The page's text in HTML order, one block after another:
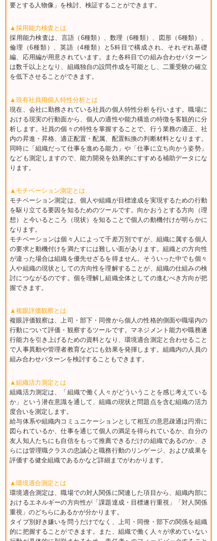
要とする人物像」を検討、検証することができます。
▲採用能力検査とは
採用能力検査は、言語（6種類）、数理（6種類）、図形（6種類）、
倫理（6種類）、英語（4種類）と5科目で構成され、それぞれ基礎
編、応用編が用意されています。また各科目での組み合わせパターン
は数千以上となり、組織独自の設問作成を可能とし、二重受験の確立
を低下させることができます。
▲現有社員用個人特性分析とは
現在、会社に勤務されている社員の個人特性分析を行います。職場に
おける現実の行動面から、個人の適性や能力構造の特徴を客観的に分
析します。社員の個々の特性を掌握することで、行う業務の適正、社
内の昇進・昇格、適正配置・配属、配置転換の判断材料となります。
同時に「組織だって仕事を進める能力」や「仕事に立ち向かう姿勢」
なども測定しますので、能力開発を効果的にすすめる補助データにな
ります。
▲モチベーション測定とは
モチベーション測定は、個人や組織が目標達成を実現するための行動
を駆り立てる要因を知るためのツールです。向かおうとする方向（理
想）と今いるところ（現状）を知ることで個人の動機付けが明らかに
なります。
モチベーションは個々人によって千差万別ですが、組織に属する個人
の要求と動機付けを満たすには難しい面があります。組織との方向性
が違った場合は組織を優先せざるを得ません。そういった中でも個々
人や組織の現状としての方向性を理解することが、組織の仕組みの検
討につながるのです。個を理解し組織全体としての進むべき方向が把
握できます。
▲複眼評価観察とは
複眼評価観察は、上司・部下・同僚から個人の性格的側面や職場内の
行動について評価・観察するツールです。マネジメント能力や職務遂
行能力を引き上げるための資料となり、環境適合測定と合わせること
で人事異動や管理者教育などにも効果を発揮します。組織内の人員の
組み合わせパターンを検討することもできます。
▲組織活力測定とは
組織活力測定は、「組織で働く人々がどういうことを感じ考えている
か」という潜在意識を通して、組織の現状と問題点を含む組織の活力
度合いを測定します。
給与体系や組織内コミュニケーションとして相互の意思疎通は円滑に
図られているか、仕事を通じて個人の満足を得られているか、自分の
友人知人たちにも自信をもって推薦できるだけの組織であるのか、さ
らには管理職クラスの忠誠心と職務行動のリンゲージ、および成果を
評価する健全組織であるかなど詳細までがわかります。
▲環境適合測定とは
環境適合測定は、職場での対人関係に関連した項目から、組織内部に
おけるエネルギーの方向性が「課題達成・目標遂行重視」「対人関係
重視」のどちらにあるかが分かります。
タイプ別好き嫌いを問うだけでなく、上司・同僚・部下の関係を組織
的に把握することができます。また、組織で働く人々が求めていない